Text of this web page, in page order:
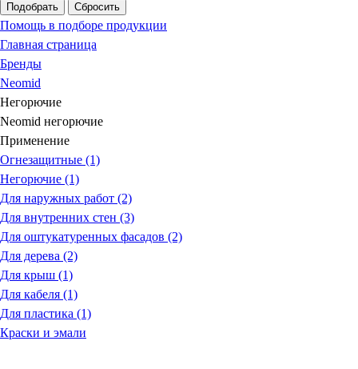
Подобрать Сбросить
Помощь в подборе продукции
Главная страница
Бренды
Neomid
Негорючие
Neomid негорючие
Применение
Огнезащитные (1)
Негорючие (1)
Для наружных работ (2)
Для внутренних стен (3)
Для оштукатуренных фасадов (2)
Для дерева (2)
Для крыш (1)
Для кабеля (1)
Для пластика (1)
Краски и эмали